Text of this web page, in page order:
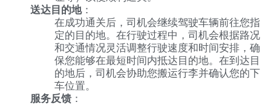
送达目的地：
在成功通关后，司机会继续驾驶车辆前往您指
定的目的地。在行驶过程中，司机会根据路况
和交通情况灵活调整行驶速度和时间安排，确
保您能够在最短时间内抵达目的地。在到达目
的地后，司机会协助您搬运行李并确认您的下
车位置。
服务反馈 ：